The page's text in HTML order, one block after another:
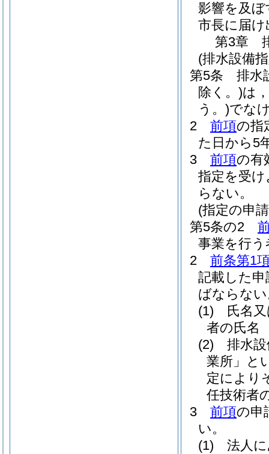
影響を及
市長に届
第3章
(排水設備
第5条
排水
除く。)は
う。)でな
2
前項の指
た日から5
3
前項の有
指定を受
らない。
(指定の申
第5条の2
事業を行
2
前条第1
記載した
ばならな
(1)
氏名
者の氏名
(2)
排水
業所」と
定により
任技術者
3
前項の申
い。
(1)
法人